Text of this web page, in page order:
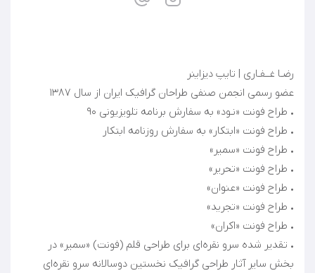
• تقدیر شده سرو نقره‌ای برای طراحی قلم (فونت) «سمير» در
بخش ساير آثار طراحی گرافيک نخستين دوسالانه سرو نقره‌ای